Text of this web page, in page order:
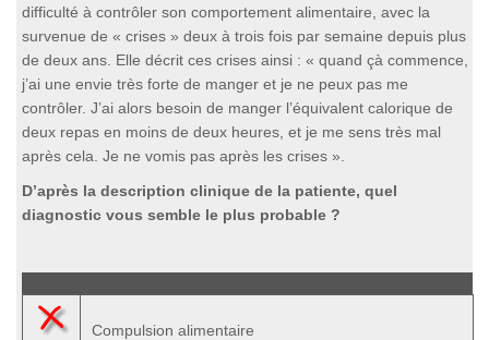
difficulté à contrôler son comportement alimentaire, avec la
survenue de « crises » deux à trois fois par semaine depuis plus
de deux ans. Elle décrit ces crises ainsi : « quand çà commence,
j’ai une envie très forte de manger et je ne peux pas me
contrôler. J’ai alors besoin de manger l’équivalent calorique de
deux repas en moins de deux heures, et je me sens très mal
après cela. Je ne vomis pas après les crises ».
D’après la description clinique de la patiente, quel
diagnostic vous semble le plus probable ?
Compulsion alimentaire